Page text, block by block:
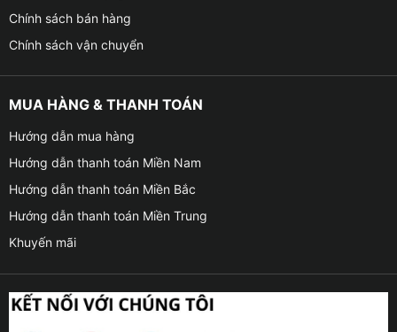
Chính sách bán hàng
Chính sách vận chuyển
MUA HÀNG & THANH TOÁN
Hướng dẫn mua hàng
Hướng dẫn thanh toán Miền Nam
Hướng dẫn thanh toán Miền Bắc
Hướng dẫn thanh toán Miền Trung
Khuyến mãi